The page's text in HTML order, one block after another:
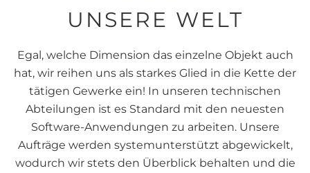
UNSERE WELT
Egal, welche Dimension das einzelne Objekt auch
hat, wir reihen uns als starkes Glied in die Kette der
tätigen Gewerke ein! In unseren technischen
Abteilungen ist es Standard mit den neuesten
Software-Anwendungen zu arbeiten. Unsere
Aufträge werden systemunterstützt abgewickelt,
wodurch wir stets den Überblick behalten und die